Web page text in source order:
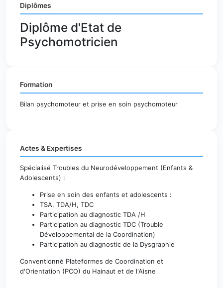
Diplômes
Diplôme d'Etat de
Psychomotricien
Formation
Bilan psychomoteur et prise en soin psychomoteur
Actes & Expertises
Spécialisé Troubles du Neurodéveloppement (Enfants &
Adolescents) :
Prise en soin des enfants et adolescents :
TSA, TDA/H, TDC
Participation au diagnostic TDA /H
Participation au diagnostic TDC (Trouble
Développemental de la Coordination)
Participation au diagnostic de la Dysgraphie
Conventionné Plateformes de Coordination et
d'Orientation (PCO) du Hainaut et de l'Aisne